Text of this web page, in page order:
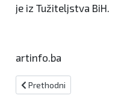
je iz Tužiteljstva BiH.
artinfo.ba
Prethodni članak: U
Prethodni